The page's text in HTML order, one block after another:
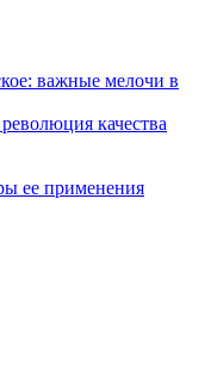
важные мелочи в
качества
ее применения